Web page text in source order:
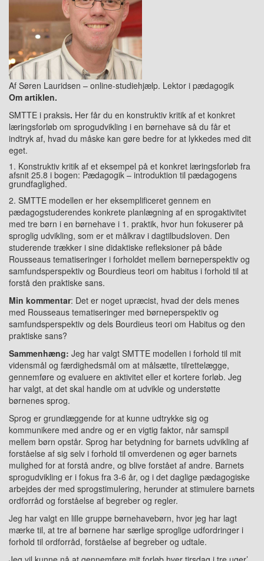
Af Søren Lauridsen – online-studiehjælp. Lektor i pædagogik
Om artiklen.
SMTTE i praksis. Her får du en konstruktiv kritik af et konkret
læringsforløb om sprogudvikling i en børnehave så du får et
indtryk af, hvad du måske kan gøre bedre for at lykkedes med dit
eget.
1. Konstruktiv kritik af et eksempel på et konkret læringsforløb fra
afsnit 25.8 i bogen: Pædagogik – introduktion til pædagogens
grundfaglighed.
2. SMTTE modellen er her eksemplificeret gennem en
pædagogstuderendes konkrete planlægning af en sprogaktivitet
med tre børn i en børnehave i 1. praktik, hvor hun fokuserer på
sproglig udvikling, som er et målkrav i dagtilbudsloven. Den
studerende trækker i sine didaktiske refleksioner på både
Rousseaus tematiseringer i forholdet mellem børneperspektiv og
samfundsperspektiv og Bourdieus teori om habitus i forhold til at
forstå den praktiske sans.
Min kommentar: Det er noget upræcist, hvad der dels menes
med Rousseaus tematiseringer med børneperspektiv og
samfundsperspektiv og dels Bourdieus teori om Habitus og den
praktiske sans?
Sammenhæng: Jeg har valgt SMTTE modellen i forhold til mit
vidensmål og færdighedsmål om at målsætte, tilrettelægge,
gennemføre og evaluere en aktivitet eller et kortere forløb. Jeg
har valgt, at det skal handle om at udvikle og understøtte
børnenes sprog.
Sprog er grundlæggende for at kunne udtrykke sig og
kommunikere med andre og er en vigtig faktor, når samspil
mellem børn opstår. Sprog har betydning for barnets udvikling af
forståelse af sig selv i forhold til omverdenen og øger barnets
mulighed for at forstå andre, og blive forstået af andre. Barnets
sprogudvikling er i fokus fra 3-6 år, og i det daglige pædagogiske
arbejdes der med sprogstimulering, herunder at stimulere barnets
ordforråd og forståelse af begreber og regler.
Jeg har valgt en lille gruppe børnehavebørn, hvor jeg har lagt
mærke til, at tre af børnene har særlige sproglige udfordringer i
forhold til ordforråd, forståelse af begreber og udtale.